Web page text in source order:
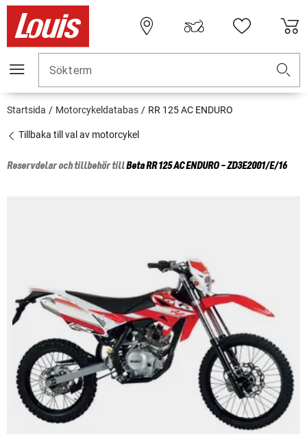
Sökterm
Startsida Motorcykeldatabas RR 125 AC ENDURO
Tillbaka till val av motorcykel
Reservdelar och tillbehör tillBetaRR 125 AC ENDURO - ZD3E2001/E/16